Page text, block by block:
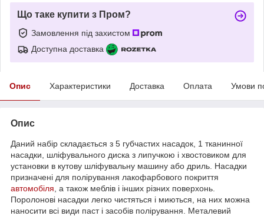
Що таке купити з Пром?
Замовлення під захистом
Доступна доставка
Опис Характеристики Доставка Оплата Умови
Опис
Даний набір складається з 5 губчастих насадок, 1 тканинної
насадки, шліфувального диска з липучкою і хвостовиком для
установки в кутову шліфувальну машину або дриль. Насадки
призначені для полірування лакофарбового покриття
автомобіля , а також меблів і інших різних поверхонь.
Поролонові насадки легко чистяться і миються, на них можна
наносити всі види паст і засобів полірування. Металевий